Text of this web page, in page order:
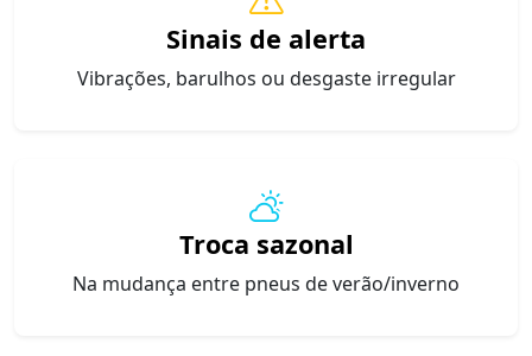
Sinais de alerta
Vibrações, barulhos ou desgaste irregular
Troca sazonal
Na mudança entre pneus de verão/inverno